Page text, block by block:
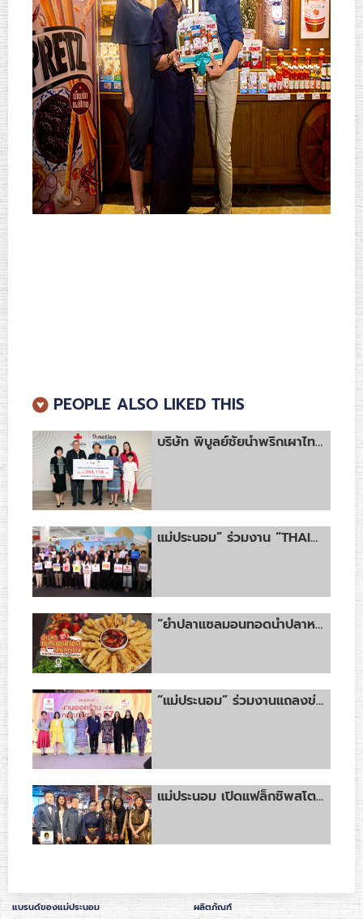
PEOPLE ALSO LIKED THIS
บริษัท พิบูลย์ชัยน้ำพริกเผาไทยแม่ประนอม จำกัด มอบรายได้บริจาคสภากาชาดไทยเมื่อวันที่ 29 มกราคม พ.ศ. 2567
แม่ประนอม” ร่วมงาน “THAILAND LUCKY LANDING” และ “สุขทันที..ที่เที่ยวไทย สุขไปกันใหญ่ที่บิ๊กซี”
“ยำปลาแซลมอนทอดน้ำปลาหวาน” เมนูปลา ทำง่าย กินได้ทั้งครอบครัว!
“แม่ประนอม” ร่วมงานแถลงข่าว “งานออกร้านคณะภริยาทูต ครั้งที่ 57” รายได้ทั้งหมดทูลเกล้าฯ ถวายโดยเสด็จพระราชกุศลบำรุงสภากาชาดไทย
แม่ประนอม เปิดแฟล็กชิพสโตร์ ณ ไอคอนสยาม ชั้น G เป็นสาขาแรก
แบรนด์ของแม่ประนอม ผลิตภัณฑ์